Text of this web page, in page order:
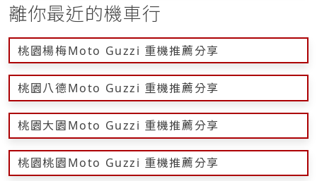
離你最近的機車行
桃園楊梅Moto Guzzi 重機推薦分享
桃園八德Moto Guzzi 重機推薦分享
桃園大園Moto Guzzi 重機推薦分享
桃園桃園Moto Guzzi 重機推薦分享